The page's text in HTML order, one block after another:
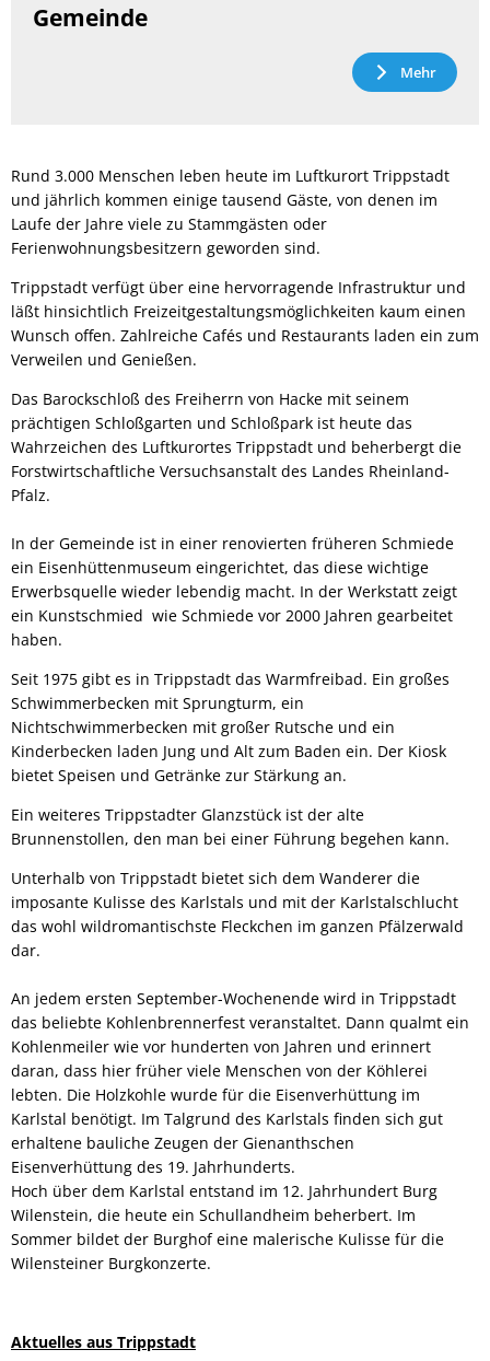
Gemeinde
Mehr
Rund 3.000 Menschen leben heute im Luftkurort Trippstadt
und jährlich kommen einige tausend Gäste, von denen im
Laufe der Jahre viele zu Stammgästen oder
Ferienwohnungsbesitzern geworden sind.
Trippstadt verfügt über eine hervorragende Infrastruktur und
läßt hinsichtlich Freizeitgestaltungsmöglichkeiten kaum einen
Wunsch offen. Zahlreiche Cafés und Restaurants laden ein zum
Verweilen und Genießen.
Das Barockschloß des Freiherrn von Hacke mit seinem
prächtigen Schloßgarten und Schloßpark ist heute das
Wahrzeichen des Luftkurortes Trippstadt und beherbergt die
Forstwirtschaftliche Versuchsanstalt des Landes Rheinland-
Pfalz.
In der Gemeinde ist in einer renovierten früheren Schmiede
ein Eisenhüttenmuseum eingerichtet, das diese wichtige
Erwerbsquelle wieder lebendig macht. In der Werkstatt zeigt
ein Kunstschmied wie Schmiede vor 2000 Jahren gearbeitet
haben.
Seit 1975 gibt es in Trippstadt das Warmfreibad. Ein großes
Schwimmerbecken mit Sprungturm, ein
Nichtschwimmerbecken mit großer Rutsche und ein
Kinderbecken laden Jung und Alt zum Baden ein. Der Kiosk
bietet Speisen und Getränke zur Stärkung an.
Ein weiteres Trippstadter Glanzstück ist der alte
Brunnenstollen, den man bei einer Führung begehen kann.
Unterhalb von Trippstadt bietet sich dem Wanderer die
imposante Kulisse des Karlstals und mit der Karlstalschlucht
das wohl wildromantischste Fleckchen im ganzen Pfälzerwald
dar.
An jedem ersten September-Wochenende wird in Trippstadt
das beliebte Kohlenbrennerfest veranstaltet. Dann qualmt ein
Kohlenmeiler wie vor hunderten von Jahren und erinnert
daran, dass hier früher viele Menschen von der Köhlerei
lebten. Die Holzkohle wurde für die Eisenverhüttung im
Karlstal benötigt. Im Talgrund des Karlstals finden sich gut
erhaltene bauliche Zeugen der Gienanthschen
Eisenverhüttung des 19. Jahrhunderts.
Hoch über dem Karlstal entstand im 12. Jahrhundert Burg
Wilenstein, die heute ein Schullandheim beherbert. Im
Sommer bildet der Burghof eine malerische Kulisse für die
Wilensteiner Burgkonzerte.
Aktuelles aus Trippstadt